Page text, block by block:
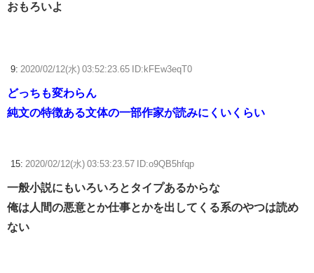
おもろいよ
9: 2020/02/12(水) 03:52:23.65 ID:kFEw3eqT0
どっちも変わらん
純文の特徴ある文体の一部作家が読みにくいくらい
15: 2020/02/12(水) 03:53:23.57 ID:o9QB5hfqp
一般小説にもいろいろとタイプあるからな
俺は人間の悪意とか仕事とかを出してくる系のやつは読め
ない